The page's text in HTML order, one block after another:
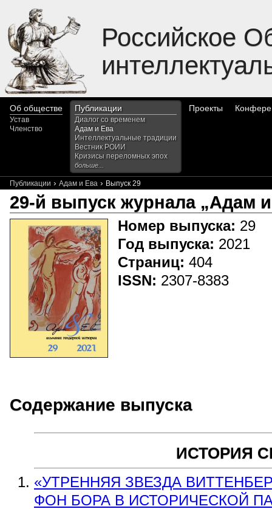
Российское
Об обществе
Устав
Членство
Публикации
Диалог со временем
Адам и Ева
Интеллектуальные традиции
Вестник РОИИ
Кризисы переломных эпох
больше...
Проекты
Публикации › Адам и Ева › Выпуск 29
29-й выпуск журнала „Адам
Номер выпуска: 29
Год выпуска: 2021
Страниц: 404
ISSN: 2307-8383
Содержание выпуска
ИСТОРИЯ
«УТРЕННЯЯ ЗВЕЗДА
ФОН БОРА В ИСТОРИЧЕСКОЙ